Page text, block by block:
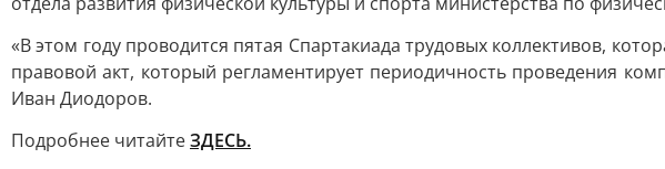
«В этом году проводится пятая Спартакиада трудовых коллективов,
правовой акт, который регламентирует периодичность проведения
Иван Диодоров.
Подробнее читайтеЗДЕСЬ.